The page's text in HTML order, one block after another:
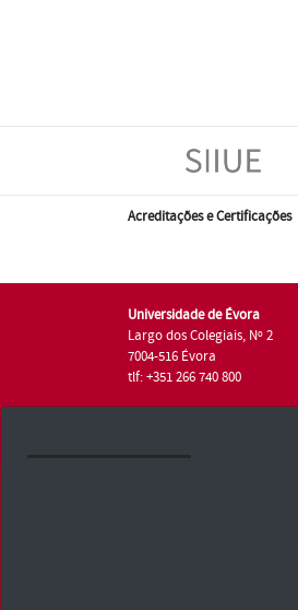
Acreditações e Certificações
Universidade de Évora
Largo dos Colegiais, Nº 2
7004-516 Évora
tlf: +351 266 740 800
Consulte os Termos e